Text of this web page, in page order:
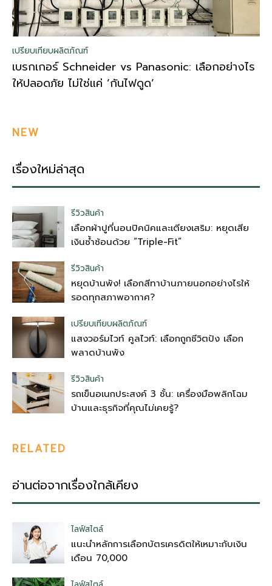
เปรียบเทียบผลิตภัณฑ์
เบรกเกอร์ Schneider vs Panasonic: เลือกอย่างไร
ให้ปลอดภัย ไม่ใช่แค่ ‘กันไฟดูด’
NEW
เรื่องใหม่ล่าสุด
รีวิวสินค้า
เลือกผ้าปูที่นอนปิคนิคและเตียงเสริม: หยุดเสีย
เงินซ้ำซ้อนด้วย “Triple-Fit”
รีวิวสินค้า
หยุดบ้านพัง! เลือกสีทาบ้านภายนอกอย่างไรให้
รอดทุกสภาพอากาศ?
เปรียบเทียบผลิตภัณฑ์
แสงวอร์มไวท์ คูลไวท์: เลือกถูกชีวิตปัง เลือก
พลาดบ้านพัง
รีวิวสินค้า
รถเข็นอเนกประสงค์ 3 ชั้น: เครื่องมือพลิกโฉม
บ้านและธุรกิจที่คุณไม่เคยรู้?
RELATED
อ่านต่อจากเรื่องใกล้เคียง
ไลฟ์สไตล์
แนะนำหลักการเลือกบัตรเครดิตให้เหมาะกับเงิน
เดือน 70,000